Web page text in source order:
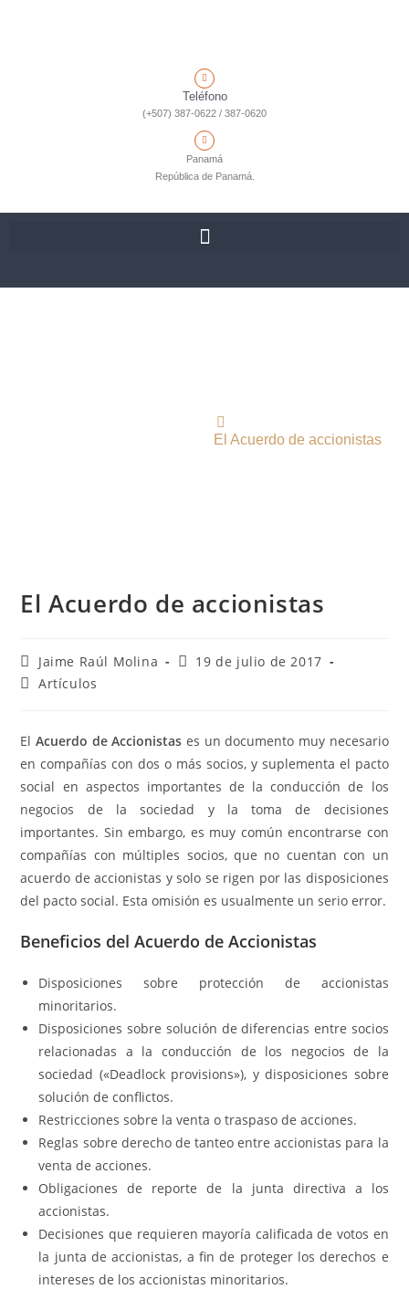
Teléfono
(+507) 387-0622 / 387-0620
Panamá
República de Panamá.
El Acuerdo de accionistas
El Acuerdo de accionistas
Jaime Raúl Molina
19 de julio de 2017
Artículos
ElAcuerdo de Accionistas es un documento muy necesario
en compañías con dos o más socios, y suplementa el pacto
social en aspectos importantes de la conducción de los
negocios de la sociedad y la toma de decisiones
importantes. Sin embargo, es muy común encontrarse con
compañías con múltiples socios, que no cuentan con un
acuerdo de accionistas y solo se rigen por las disposiciones
del pacto social. Esta omisión es usualmente un serio error.
Beneficios del Acuerdo de Accionistas
Disposiciones sobre protección de accionistas
minoritarios.
Disposiciones sobre solución de diferencias entre socios
relacionadas a la conducción de los negocios de la
sociedad («Deadlock provisions»), y disposiciones sobre
solución de conflictos.
Restricciones sobre la venta o traspaso de acciones.
Reglas sobre derecho de tanteo entre accionistas para la
venta de acciones.
Obligaciones de reporte de la junta directiva a los
accionistas.
Decisiones que requieren mayoría calificada de votos en
la junta de accionistas, a fin de proteger los derechos e
intereses de los accionistas minoritarios.